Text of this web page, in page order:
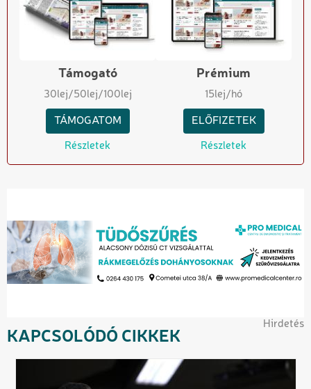
Támogató
30lej/50lej/100lej
TÁMOGATOM
Részletek
Prémium
15lej/hó
ELŐFIZETEK
Részletek
Hirdetés
KAPCSOLÓDÓ CIKKEK